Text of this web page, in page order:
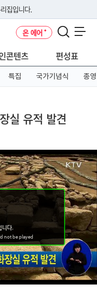
집입니다.
사용하고 있다면 아래 URL에
온 에어
콘텐츠 편성표
특집 국가기념식 종영
실 유적 발견